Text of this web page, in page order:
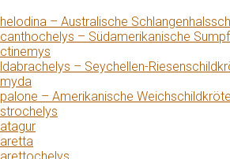
– Australische
– Südamerikanische
– Seychellen-
– Amerikanische